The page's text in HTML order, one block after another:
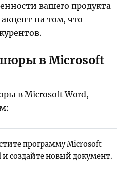
вашего продукта
на том, что
в Microsoft
в Microsoft Word,
программу Microsoft
и создайте новый документ.